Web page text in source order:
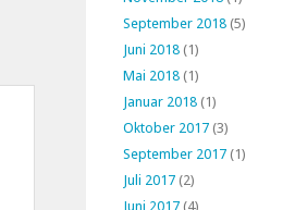
September 2018 (5)
Juni 2018 (1)
Mai 2018 (1)
Januar 2018 (1)
Oktober 2017 (3)
September 2017 (1)
Juli 2017 (2)
Juni 2017 (4)